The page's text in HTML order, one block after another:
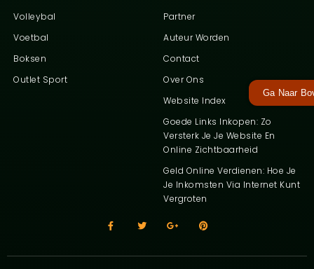
Ga Naar
Partner
Auteur Worden
Contact
Over Ons
Website Index
Goede Links Inkopen: Zo
Versterk Je Je Website En
Online Zichtbaarheid
Geld Online Verdienen: Hoe Je
Je Inkomsten Via Internet Kunt
Vergroten
Volleybal
Voetbal
Boksen
Outlet Sport